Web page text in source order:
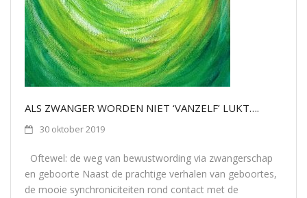
ALS ZWANGER WORDEN NIET ‘VANZELF’ LUKT….
30 oktober 2019
Oftewel: de weg van bewustwording via zwangerschap
en geboorte Naast de prachtige verhalen van geboortes,
de mooie synchroniciteiten rond contact met de